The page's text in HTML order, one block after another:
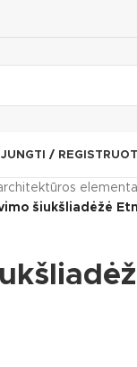
/
šiukšliadėžė